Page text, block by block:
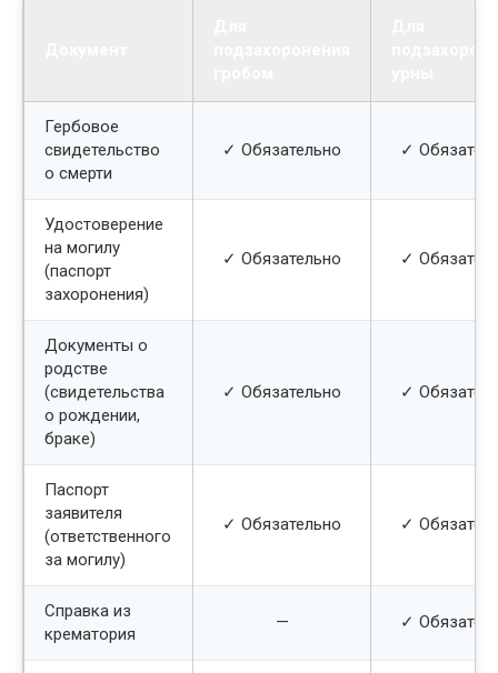
Гербовое
свидетельство
о смерти
✓ Обязательно ✓
Удостоверение
на могилу
(паспорт
захоронения)
✓ Обязательно ✓
Документы о
родстве
(свидетельства
о рождении,
браке)
✓ Обязательно ✓
Паспорт
заявителя
(ответственного
за могилу)
✓ Обязательно ✓
Справка из
крематория
— ✓